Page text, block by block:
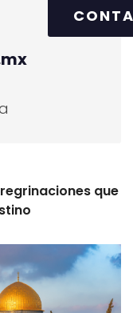
que